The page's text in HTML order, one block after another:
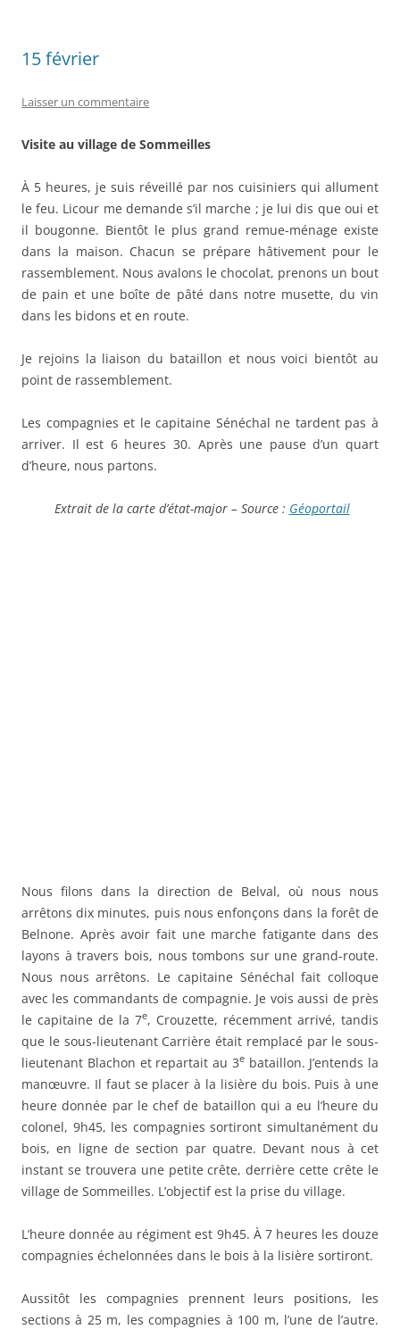
15 février
Laisser un commentaire
Visite au village de Sommeilles
À 5 heures, je suis réveillé par nos cuisiniers qui allument
le feu. Licour me demande s’il marche ; je lui dis que oui et
il bougonne. Bientôt le plus grand remue-ménage existe
dans la maison. Chacun se prépare hâtivement pour le
rassemblement. Nous avalons le chocolat, prenons un bout
de pain et une boîte de pâté dans notre musette, du vin
dans les bidons et en route.
Je rejoins la liaison du bataillon et nous voici bientôt au
point de rassemblement.
Les compagnies et le capitaine Sénéchal ne tardent pas à
arriver. Il est 6 heures 30. Après une pause d’un quart
d’heure, nous partons.
Extrait de la carte d’état-major – Source : Géoportail
Nous filons dans la direction de Belval, où nous nous
arrêtons dix minutes, puis nous enfonçons dans la forêt de
Belnone. Après avoir fait une marche fatigante dans des
layons à travers bois, nous tombons sur une grand-route.
Nous nous arrêtons. Le capitaine Sénéchal fait colloque
avec les commandants de compagnie. Je vois aussi de près
le capitaine de la 7e, Crouzette, récemment arrivé, tandis
que le sous-lieutenant Carrière était remplacé par le sous-
lieutenant Blachon et repartait au 3ebataillon. J’entends la
manœuvre. Il faut se placer à la lisière du bois. Puis à une
heure donnée par le chef de bataillon qui a eu l’heure du
colonel, 9h45, les compagnies sortiront simultanément du
bois, en ligne de section par quatre. Devant nous à cet
instant se trouvera une petite crête, derrière cette crête le
village de Sommeilles. L’objectif est la prise du village.
L’heure donnée au régiment est 9h45. À 7 heures les douze
compagnies échelonnées dans le bois à la lisière sortiront.
Aussitôt les compagnies prennent leurs positions, les
sections à 25 m, les compagnies à 100 m, l’une de l’autre.